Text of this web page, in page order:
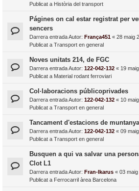
Publicat a Història del transport
Págines on cal estar registrat per
sencers
Darrera entrada Autor: França451 « 28 maig
Publicat a Transport en general
Noves unitats 214, de FGC
Darrera entrada Autor: 122-042-132 « 19
Publicat a Material rodant ferroviari
Col·laboracions públicoprivades
Darrera entrada Autor: 122-042-132 « 10
Publicat a Transport en general
Tancament d'estacions de
Darrera entrada Autor: 122-042-132 « 09
Publicat a Transport en general
Busquen a qui va salvar una
Clot L1
Darrera entrada Autor: Fran-Ikarus « 03
Publicat a Ferrocarril àrea Barcelona